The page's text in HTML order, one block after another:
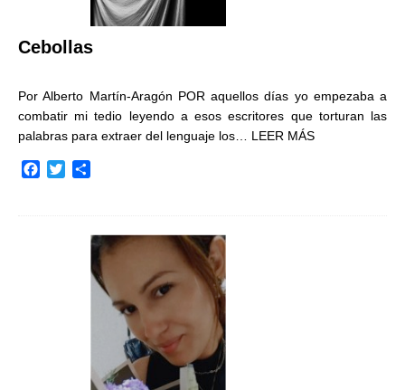
Cebollas
Por Alberto Martín-Aragón POR aquellos días yo empezaba a
combatir mi tedio leyendo a esos escritores que torturan las
palabras para extraer del lenguaje los… LEER MÁS
a
t